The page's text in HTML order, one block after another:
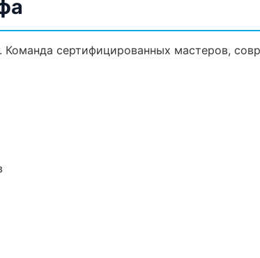
сертифицированных мастеров,